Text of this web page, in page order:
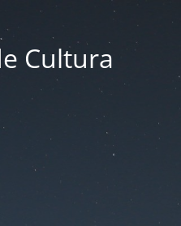
Cultura